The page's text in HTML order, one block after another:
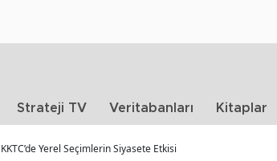
Strateji TV Veritabanları Kitaplar
KKTC’de Yerel Seçimlerin Siyasete Etkisi